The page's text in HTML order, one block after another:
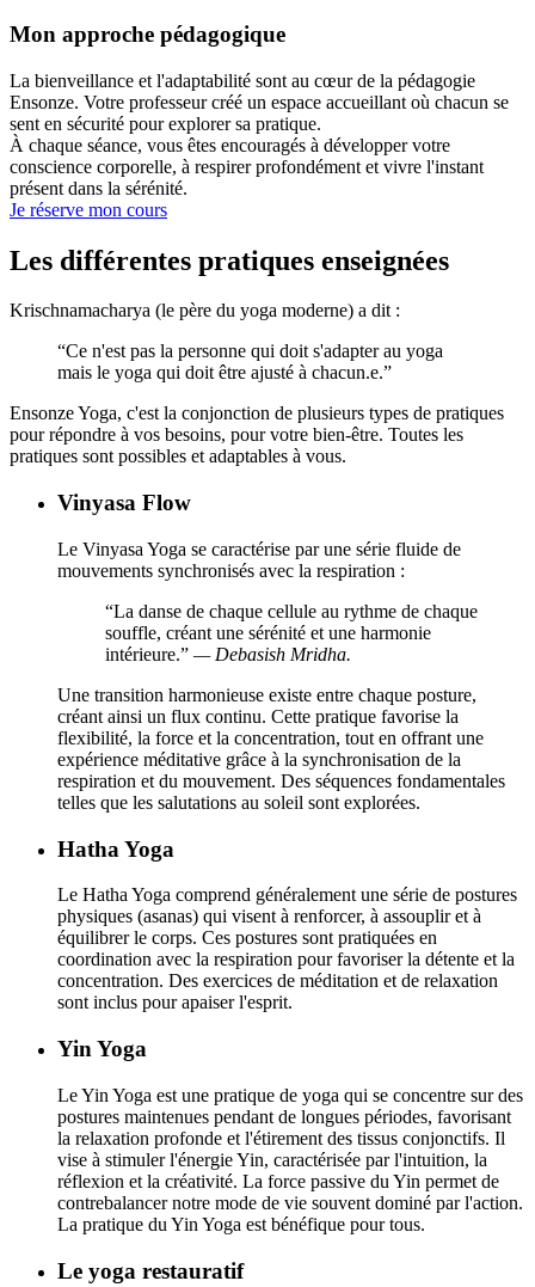
Mon approche pédagogique
La bienveillance et l'adaptabilité sont au cœur de la pédagogie
Ensonze. Votre professeur créé un espace accueillant où chacun se
sent en sécurité pour explorer sa pratique.
À chaque séance, vous êtes encouragés à développer votre
conscience corporelle, à respirer profondément et vivre l'instant
présent dans la sérénité.
Je réserve mon cours
Les différentes pratiques enseignées
Krischnamacharya (le père du yoga moderne) a dit :
“Ce n'est pas la personne qui doit s'adapter au yoga
mais le yoga qui doit être ajusté à chacun.e.”
Ensonze Yoga, c'est la conjonction de plusieurs types de pratiques
pour répondre à vos besoins, pour votre bien-être. Toutes les
pratiques sont possibles et adaptables à vous.
Vinyasa Flow
Le Vinyasa Yoga se caractérise par une série fluide de
mouvements synchronisés avec la respiration :
“La danse de chaque cellule au rythme de chaque
souffle, créant une sérénité et une harmonie
intérieure.” — Debasish Mridha.
Une transition harmonieuse existe entre chaque posture,
créant ainsi un flux continu. Cette pratique favorise la
flexibilité, la force et la concentration, tout en offrant une
expérience méditative grâce à la synchronisation de la
respiration et du mouvement. Des séquences fondamentales
telles que les salutations au soleil sont explorées.
Hatha Yoga
Le Hatha Yoga comprend généralement une série de postures
physiques (asanas) qui visent à renforcer, à assouplir et à
équilibrer le corps. Ces postures sont pratiquées en
coordination avec la respiration pour favoriser la détente et la
concentration. Des exercices de méditation et de relaxation
sont inclus pour apaiser l'esprit.
Yin Yoga
Le Yin Yoga est une pratique de yoga qui se concentre sur des
postures maintenues pendant de longues périodes, favorisant
la relaxation profonde et l'étirement des tissus conjonctifs. Il
vise à stimuler l'énergie Yin, caractérisée par l'intuition, la
réflexion et la créativité. La force passive du Yin permet de
contrebalancer notre mode de vie souvent dominé par l'action.
La pratique du Yin Yoga est bénéfique pour tous.
Le yoga restauratif